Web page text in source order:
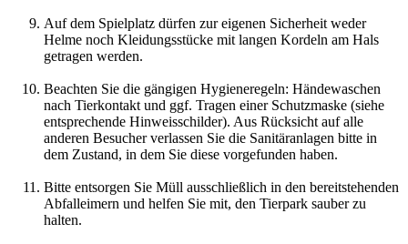
Auf dem Spielplatz dürfen zur eigenen Sicherheit weder
Helme noch Kleidungsstücke mit langen Kordeln am Hals
getragen werden.
Beachten Sie die gängigen Hygieneregeln: Händewaschen
nach Tierkontakt und ggf. Tragen einer Schutzmaske (siehe
entsprechende Hinweisschilder). Aus Rücksicht auf alle
anderen Besucher verlassen Sie die Sanitäranlagen bitte in
dem Zustand, in dem Sie diese vorgefunden haben.
Bitte entsorgen Sie Müll ausschließlich in den bereitstehenden
Abfalleimern und helfen Sie mit, den Tierpark sauber zu
halten.